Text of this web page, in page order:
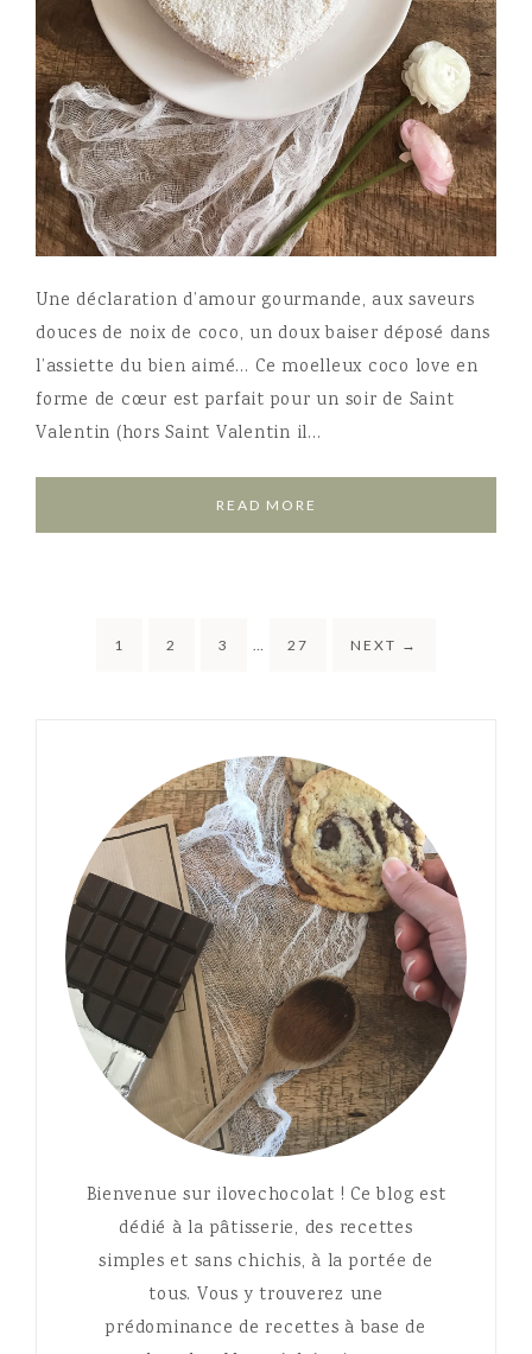
Une déclaration d’amour gourmande, aux saveurs
douces de noix de coco, un doux baiser déposé dans
l’assiette du bien aimé… Ce moelleux coco love en
forme de cœur est parfait pour un soir de Saint
Valentin (hors Saint Valentin il…
READ MORE
1 2 3 … 27 NEXT →
Bienvenue sur ilovechocolat ! Ce blog est
dédié à la pâtisserie, des recettes
simples et sans chichis, à la portée de
tous. Vous y trouverez une
prédominance de recettes à base de